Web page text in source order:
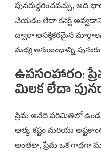
పునరుద్ధరించవచ్చు, అది
చేయడం లేదా కనెక్ట్
ద్వారా ఆసక్తికరమైన
మధ్య అనుబంధాన్ని
ఉపసంహారం:
మిలక లేదా
ప్రేమ అనేది పరిమితిలో
ఆత్మ, కష్టం మరియు
అంతటా, ప్రేమ ఒక గాథగా